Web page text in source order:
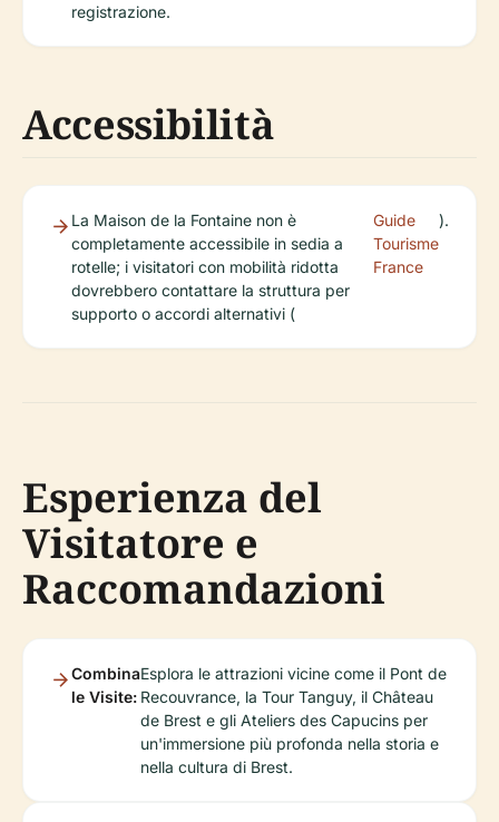
registrazione.
Accessibilità
La Maison de la Fontaine non è
completamente accessibile in sedia a
rotelle; i visitatori con mobilità ridotta
dovrebbero contattare la struttura per
supporto o accordi alternativi (
Guide
Tourisme
France
).
Esperienza del
Visitatore e
Raccomandazioni
Combina
le Visite:
Esplora le attrazioni vicine come il Pont de
Recouvrance, la Tour Tanguy, il Château
de Brest e gli Ateliers des Capucins per
un'immersione più profonda nella storia e
nella cultura di Brest.